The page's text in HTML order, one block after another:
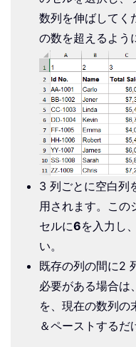
数列を伸ばしてく
の数を超えるよう
3 列ごとに空白列
用されます。この
セルに6を入力し
い。
既存の列の間に2
必要がある場合は
を、現在の数列の
＆ペーストするだ